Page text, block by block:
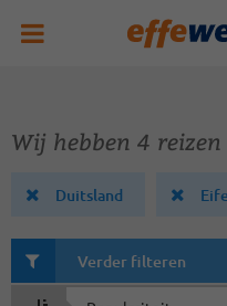
Wij hebben 4 reizen
Duitsland
Verder filteren